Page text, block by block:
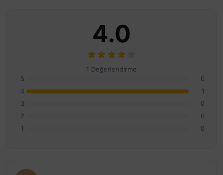
4.0
1 Değerlendirme
5
0
4
1
3
0
2
0
1
0